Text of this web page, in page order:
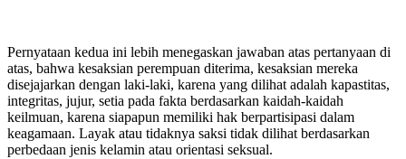
Pernyataan kedua ini lebih menegaskan jawaban atas pertanyaan di
atas, bahwa kesaksian perempuan diterima, kesaksian mereka
disejajarkan dengan laki-laki, karena yang dilihat adalah kapastitas,
integritas, jujur, setia pada fakta berdasarkan kaidah-kaidah
keilmuan, karena siapapun memiliki hak berpartisipasi dalam
keagamaan. Layak atau tidaknya saksi tidak dilihat berdasarkan
perbedaan jenis kelamin atau orientasi seksual.